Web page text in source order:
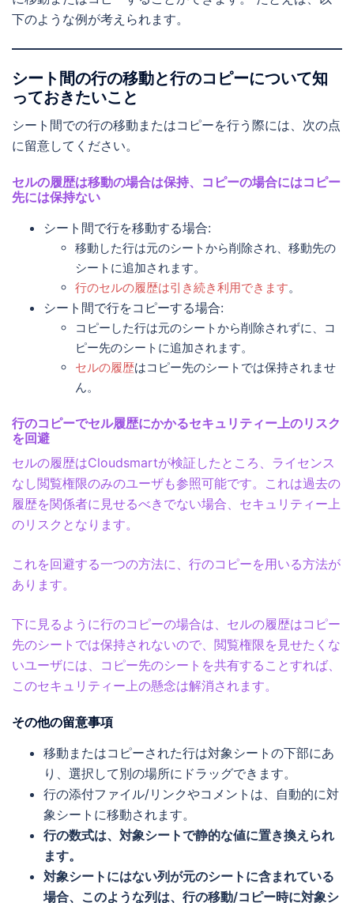
下のような例が考えられます。
シート間の行の移動と行のコピーについて知
っておきたいこと
シート間での行の移動またはコピーを行う際には、次の点
に留意してください。
セルの履歴は移動の場合は保持、コピーの場合にはコピー
先には保持ない
シート間で行を移動する場合:
移動した行は元のシートから削除され、移動先の
シートに追加されます。
行のセルの履歴は引き続き利用できます。
シート間で行をコピーする場合:
コピーした行は元のシートから削除されずに、コ
ピー先のシートに追加されます。
セルの履歴はコピー先のシートでは保持されませ
ん。
行のコピーでセル履歴にかかるセキュリティー上のリスク
を回避
セルの履歴はCloudsmartが検証したところ、ライセンス
なし閲覧権限のみのユーザも参照可能です。これは過去の
履歴を関係者に見せるべきでない場合、セキュリティー上
のリスクとなります。
これを回避する一つの方法に、行のコピーを用いる方法が
あります。
下に見るように行のコピーの場合は、セルの履歴はコピー
先のシートでは保持されないので、閲覧権限を見せたくな
いユーザには、コピー先のシートを共有することすれば、
このセキュリティー上の懸念は解消されます。
その他の留意事項
移動またはコピーされた行は対象シートの下部にあ
り、選択して別の場所にドラッグできます。
行の添付ファイル/リンクやコメントは、自動的に対
象シートに移動されます。
行の数式は、対象シートで静的な値に置き換えられ
ます。
対象シートにはない列が元のシートに含まれている
場合、このような列は、行の移動/コピー時に対象シ